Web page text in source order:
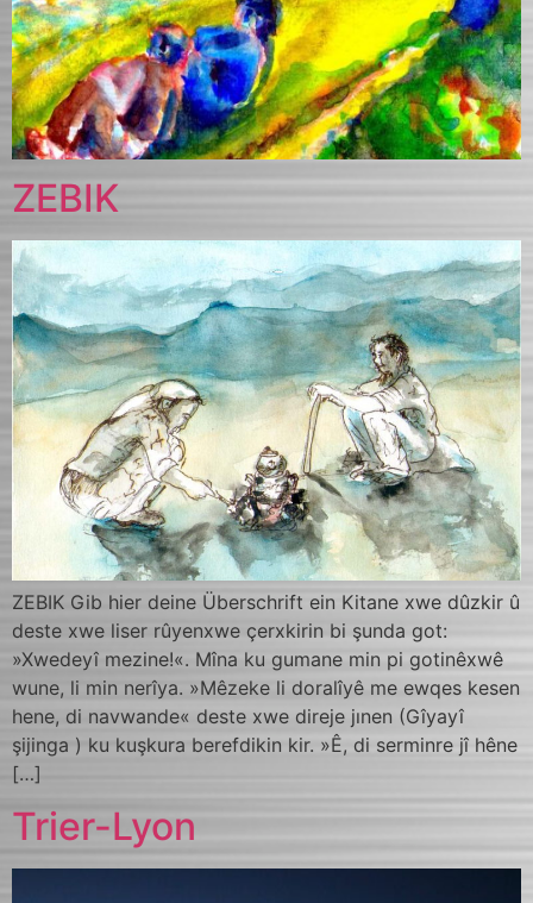
ZEBIK
ZEBIK Gib hier deine Überschrift ein Kitane xwe dûzkir û
deste xwe liser rûyenxwe çerxkirin bi şunda got:
»Xwedeyî mezine!«. Mîna ku gumane min pi gotinêxwê
wune, li min nerîya. »Mêzeke li doralîyê me ewqes kesen
hene, di navwande« deste xwe direje jınen (Gîyayî
şijinga ) ku kuşkura berefdikin kir. »Ê, di serminre jî hêne
[…]
Trier-Lyon